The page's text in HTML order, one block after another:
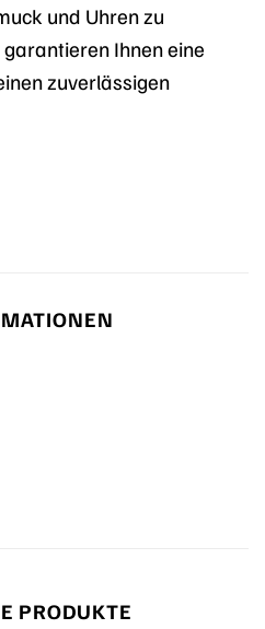
und Uhren zu
Ihnen eine
zuverlässigen
PRODUKTE